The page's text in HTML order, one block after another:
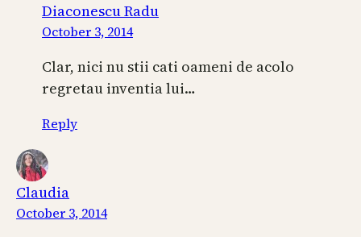
Diaconescu Radu
October 3, 2014
Clar, nici nu stii cati oameni de acolo
regretau inventia lui…
Reply
Claudia
October 3, 2014